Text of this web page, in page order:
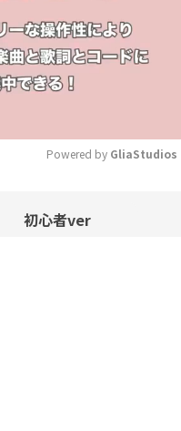
Powered by GliaStudios
初心者ver